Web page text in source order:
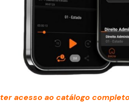
acesso ao catálogo